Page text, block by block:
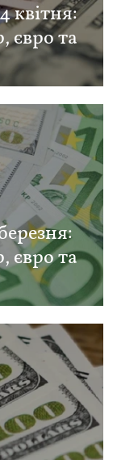
квітня:
євро та
євро та